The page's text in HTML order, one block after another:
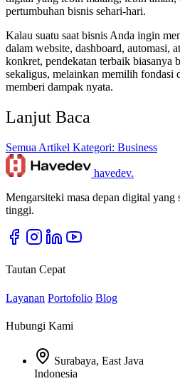
pertumbuhan bisnis sehari-hari.
Kalau suatu saat bisnis Anda ingin
dalam website, dashboard, automasi,
konkret, pendekatan terbaik biasanya
sekaligus, melainkan memilih fondasi
memberi dampak nyata.
Lanjut Baca
Semua Artikel Kategori: Business
havedev.
Mengarsiteki masa depan digital yang
tinggi.
Tautan Cepat
Layanan Portofolio Blog
Hubungi Kami
Surabaya, East Java
Indonesia